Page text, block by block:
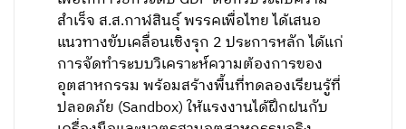
สำเร็จ ส.ส.กาฬสินธุ์ พรรคเพื่อไทย ได้เสนอ
แนวทางขับเคลื่อนเชิงรุก 2 ประการหลัก ได้แก่
การจัดทำระบบวิเคราะห์ความต้องการของ
อุตสาหกรรม พร้อมสร้างพื้นที่ทดลองเรียนรู้ที่
ปลอดภัย (Sandbox) ให้แรงงานได้ฝึกฝนกับ